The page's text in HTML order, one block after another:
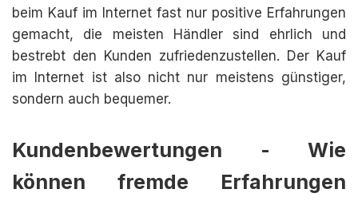
beim Kauf im Internet fast nur positive Erfahrungen
gemacht, die meisten Händler sind ehrlich und
bestrebt den Kunden zufriedenzustellen. Der Kauf
im Internet ist also nicht nur meistens günstiger,
sondern auch bequemer.
Kundenbewertungen - Wie
können fremde Erfahrungen